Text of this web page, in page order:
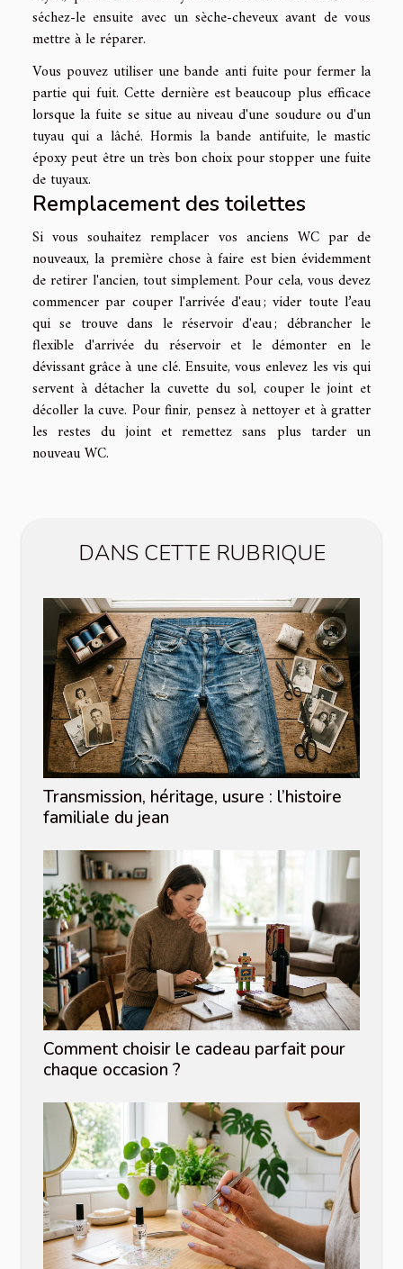
séchez-le ensuite avec un sèche-cheveux avant de vous
mettre à le réparer.
Vous pouvez utiliser une bande anti fuite pour fermer la
partie qui fuit. Cette dernière est beaucoup plus efficace
lorsque la fuite se situe au niveau d'une soudure ou d'un
tuyau qui a lâché. Hormis la bande antifuite, le mastic
époxy peut être un très bon choix pour stopper une fuite
de tuyaux.
Remplacement des toilettes
Si vous souhaitez remplacer vos anciens WC par de
nouveaux, la première chose à faire est bien évidemment
de retirer l'ancien, tout simplement. Pour cela, vous devez
commencer par couper l'arrivée d'eau ; vider toute l’eau
qui se trouve dans le réservoir d'eau ; débrancher le
flexible d'arrivée du réservoir et le démonter en le
dévissant grâce à une clé. Ensuite, vous enlevez les vis qui
servent à détacher la cuvette du sol, couper le joint et
décoller la cuve. Pour finir, pensez à nettoyer et à gratter
les restes du joint et remettez sans plus tarder un
nouveau WC.
DANS CETTE RUBRIQUE
Transmission, héritage, usure : l’histoire
familiale du jean
Comment choisir le cadeau parfait pour
chaque occasion ?